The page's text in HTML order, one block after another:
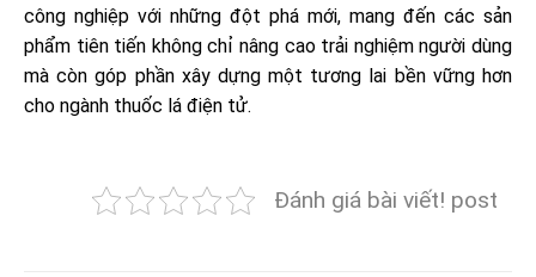
công nghiệp với những đột phá mới, mang đến các sản
phẩm tiên tiến không chỉ nâng cao trải nghiệm người dùng
mà còn góp phần xây dựng một tương lai bền vững hơn
cho ngành thuốc lá điện tử.
Đánh giá bài viết! post